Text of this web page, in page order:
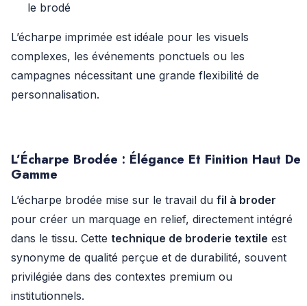
le brodé
L’écharpe imprimée est idéale pour les visuels
complexes, les événements ponctuels ou les
campagnes nécessitant une grande flexibilité de
personnalisation.
L’Écharpe Brodée : Élégance Et Finition Haut De
Gamme
L’écharpe brodée mise sur le travail du fil à broder
pour créer un marquage en relief, directement intégré
dans le tissu. Cette technique de broderie textile est
synonyme de qualité perçue et de durabilité, souvent
privilégiée dans des contextes premium ou
institutionnels.